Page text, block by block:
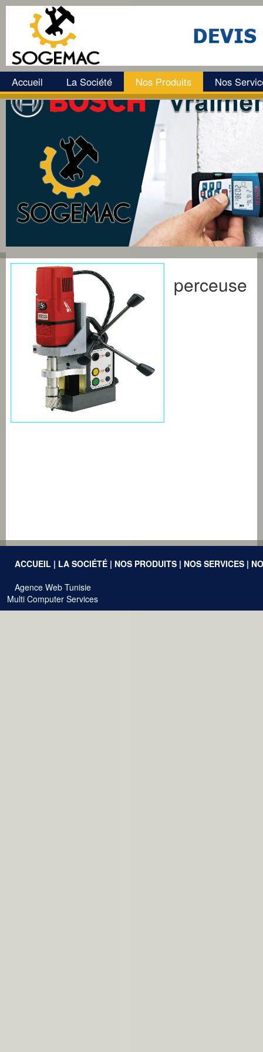
Accueil La Société Nos Produits Nos
perceuse
ACCUEIL | LA SOCIÉTÉ | NOS PRODUITS | NOS SERVICES |
Agence Web Tunisie
Multi Computer Services